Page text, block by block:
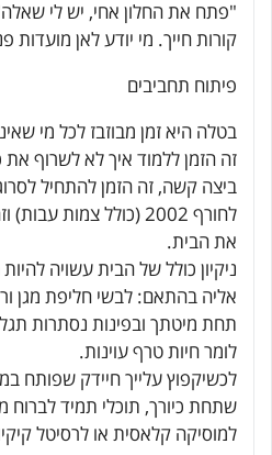
"פתח את החלון אחי, יש לי
קורות חייך. מי יודע לאן מועדות
פיתוח תחביבים
בטלה היא זמן מבוזבז לכל מי
זה הזמן ללמוד איך לא לשרוף את
ביצה קשה, זה הזמן להתחיל
לחורף 2002 (כולל צמות
את הבית.
ניקיון כולל של הבית עשויה
אליה בהתאם: לבשי חליפת מגן
תחת מיטתך ובפינות נסתרות
לומר חיות טרף עוינות.
לכשיקפוץ עלייך חיידק שפותח
שתחת כיורך, תוכלי תמיד
למוסיקה קלאסית או לרסיטל